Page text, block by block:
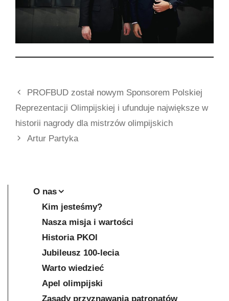
PROFBUD został nowym Sponsorem Polskiej
Reprezentacji Olimpijskiej i ufunduje największe w
historii nagrody dla mistrzów olimpijskich
Artur Partyka
O nas
Kim jesteśmy?
Nasza misja i wartości
Historia PKOl
Jubileusz 100-lecia
Warto wiedzieć
Apel olimpijski
Zasady przyznawania patronatów